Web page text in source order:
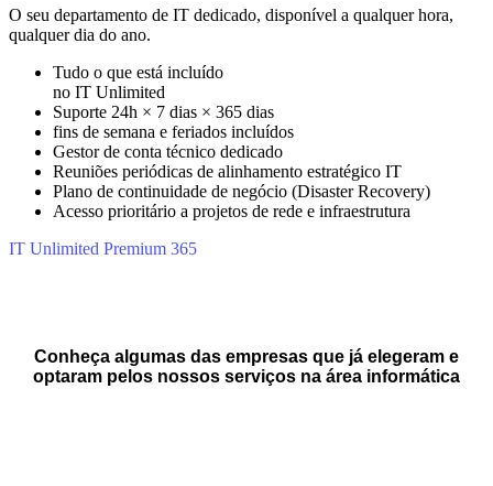
O seu departamento de IT dedicado, disponível a qualquer hora,
qualquer dia do ano.
Tudo o que está incluído
no IT Unlimited
Suporte 24h × 7 dias × 365 dias
fins de semana e feriados incluídos
Gestor de conta técnico dedicado
Reuniões periódicas de alinhamento estratégico IT
Plano de continuidade de negócio (Disaster Recovery)
Acesso prioritário a projetos de rede e infraestrutura
IT Unlimited Premium 365
Conheça algumas das empresas que já elegeram e
optaram pelos nossos serviços na área informática